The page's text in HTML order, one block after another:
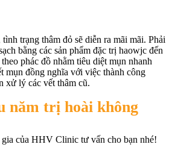
trạng thâm đỏ sẽ diễn ra mãi mãi. Phải
bằng các sản phẩm đặc trị haowjc đến
phác đồ nhằm tiêu diệt mụn nhanh
mụn đồng nghĩa với việc thành công
xử lý các vết thâm cũ.
năm trị hoài không
của HHV Clinic tư vấn cho bạn nhé!